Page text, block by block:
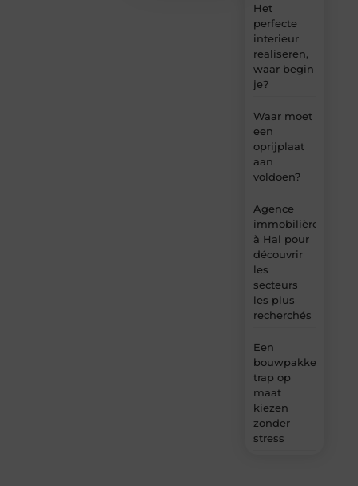
Het
perfecte
interieur
realiseren,
waar begin
je?
Waar moet
een
oprijplaat
aan
voldoen?
Agence
immobilière
à Hal pour
découvrir
les
secteurs
les plus
recherchés
Een
bouwpakket
trap op
maat
kiezen
zonder
stress